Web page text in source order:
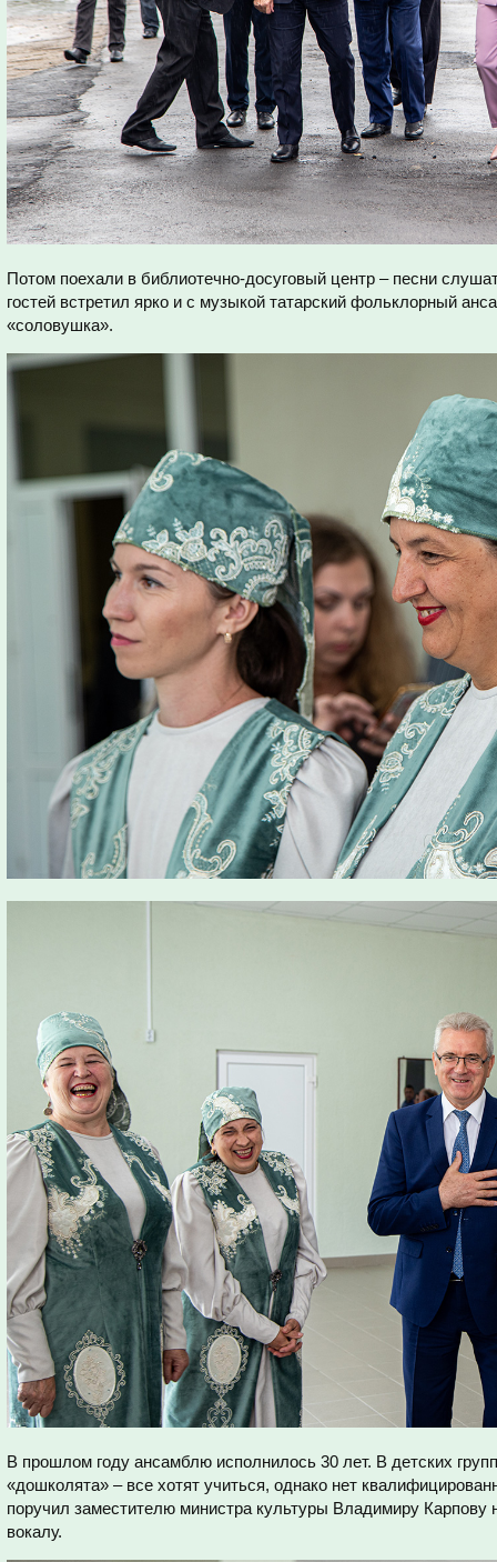
Потом поехали в библиотечно-досуговый центр – песни
гостей встретил ярко и с музыкой татарский фольклорный
«соловушка».
В прошлом году ансамблю исполнилось 30 лет. В детских
«дошколята» – все хотят учиться, однако нет
поручил заместителю министра культуры Владимиру
вокалу.